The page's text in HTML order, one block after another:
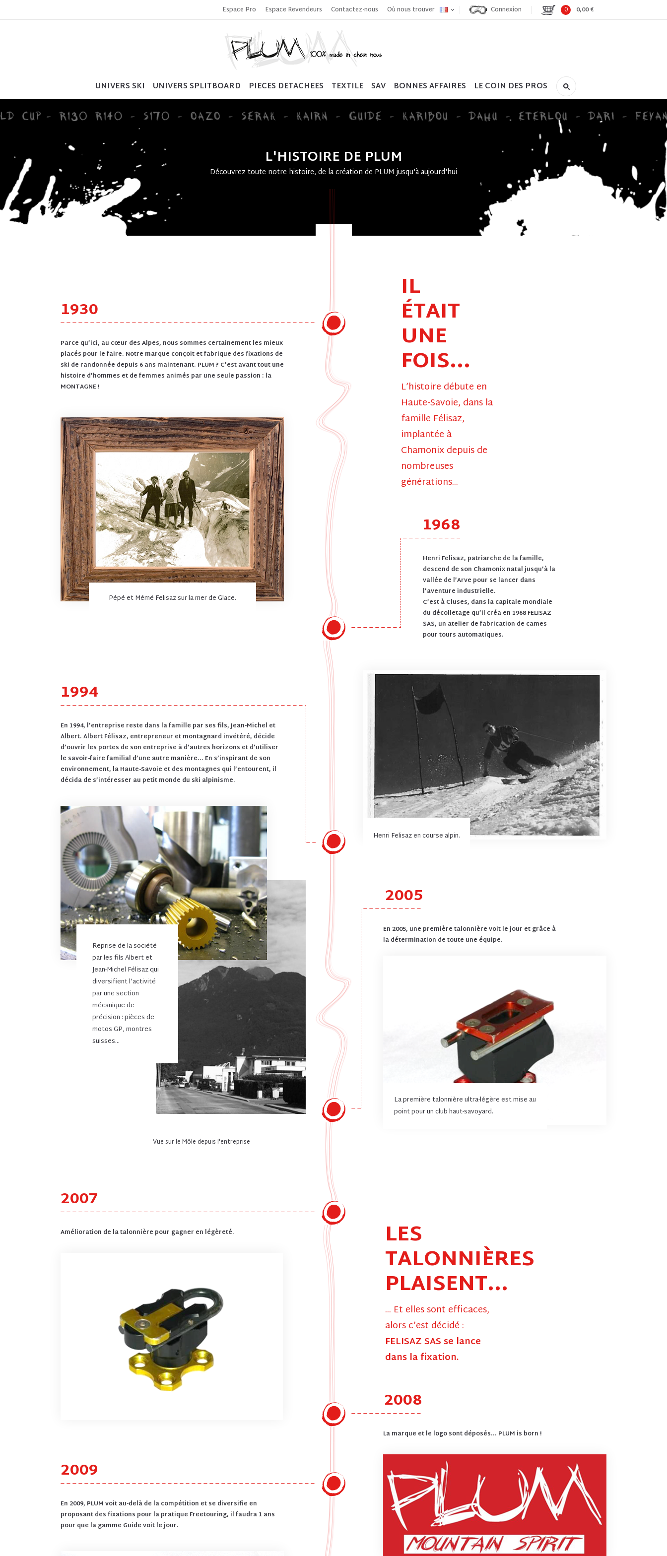
Espace Pro Espace Revendeurs Contactez-nous Où nous trouver Connexion 0 0,00 €
UNIVERS SKI UNIVERS SPLITBOARD PIECES DETACHEES TEXTILE SAV BONNES AFFAIRES LE COIN DES PROS
L'HISTOIRE DE PLUM
Découvrez toute notre histoire, de la création de PLUM jusqu'à aujourd'hui
IL
ÉTAIT
UNE
FOIS...
L’histoire débute en
Haute­-Savoie, dans la
famille Félisaz,
implantée à
Chamonix depuis de
nombreuses
générations...
1930
Parce qu’ici, au cœur des Alpes, nous sommes certainement les mieux
placés pour le faire. Notre marque conçoit et fabrique des fixations de
ski de randonnée depuis 6 ans maintenant. PLUM ? C’est avant tout une
histoire d’hommes et de femmes animés par une seule passion : la
MONTAGNE !
Pépé et Mémé Felisaz sur la mer de Glace.
1968
Henri Felisaz, patriarche de la famille,
descend de son Chamonix natal jusqu’à la
vallée de l’Arve pour se lancer dans
l’aventure industrielle.
C’est à Cluses, dans la capitale mondiale
du décolletage qu’il créa en 1968 FELISAZ
SAS, un atelier de fabrication de cames
pour tours automatiques.
Henri Felisaz en course alpin.
1994
En 1994, l’entreprise reste dans la famille par ses fils, Jean-Michel et
Albert. Albert Félisaz, entrepreneur et montagnard invétéré, décide
d’ouvrir les portes de son entreprise à d’autres horizons et d’utiliser
le savoir-faire familial d’une autre manière… En s’inspirant de son
environnement, la Haute-Savoie et des montagnes qui l’entourent, il
décida de s’intéresser au petit monde du ski alpinisme.
Reprise de la société
par les fils Albert et
Jean-Michel Félisaz qui
diversifient l’activité
par une section
mécanique de
précision : pièces de
motos GP, montres
suisses…
Vue sur le Môle depuis l'entreprise
2005
En 2005, une première talonnière voit le jour et grâce à
la détermination de toute une équipe.
La première talonnière ultra-légère est mise au
point pour un club haut-savoyard.
2007
Amélioration de la talonnière pour gagner en légèreté. LES
TALONNIÈRES
PLAISENT...
... Et elles sont efficaces,
alors c’est décidé :
FELISAZ SAS se lance
dans la fixation.
2008
La marque et le logo sont déposés... PLUM is born !
2009
En 2009, PLUM voit au-delà de la compétition et se diversifie en
proposant des fixations pour la pratique Freetouring, il faudra 1 ans
pour que la gamme Guide voit le jour.